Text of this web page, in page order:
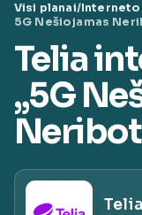
Visi planai/Interneto
5G Nešiojamas
Telia
„5G
Telia